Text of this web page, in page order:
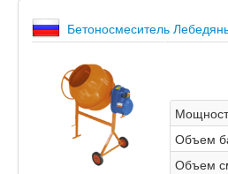
Бетоносмеситель
Объем
Объем